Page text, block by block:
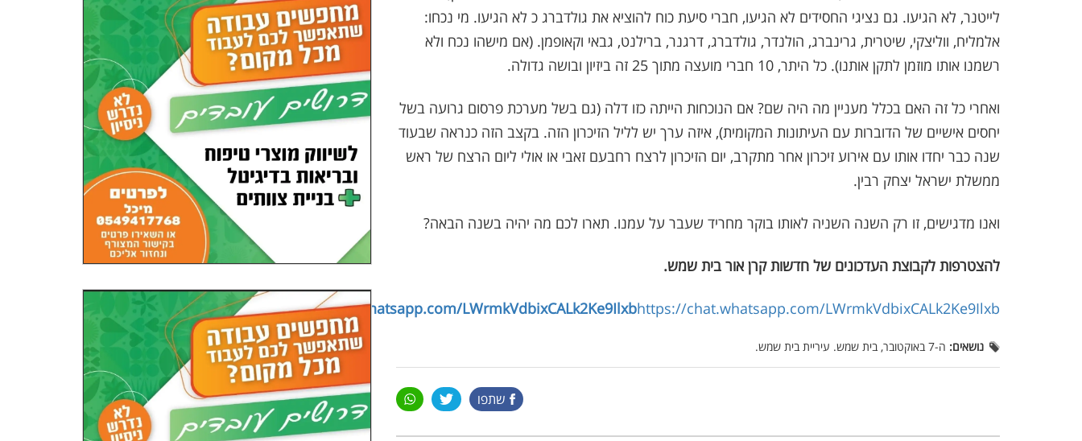
לייטנר, לא הגיעו. גם נציגי החסידים לא הגיעו, חברי סיעת כוח להוציא את גולדברג כ לא הגיעו. מי נכחו:
אלמליח, ווליצקי, שיטרית, גרינברג, הולנדר, גולדברג, דרגנר, ברילנט, גבאי וקאופמן. (אם מישהו נכח ולא
רשמנו אותו מוזמן לתקן אותנו). כל היתר, 10 חברי מועצה מתוך 25 זה ביזיון ובושה גדולה.
ואחרי כל זה האם בכלל מעניין מה היה שם? אם הנוכחות הייתה כזו דלה (גם בשל מערכת פרסום גרועה בשל
יחסים אישיים של הדוברות עם העיתונות המקומית), איזה ערך יש לליל הזיכרון הזה. בקצב הזה כנראה שבעוד
שנה כבר יחדו אותו עם אירוע זיכרון אחר מתקרב, יום הזיכרון לרצח רחבעם זאבי או אולי ליום הרצח של ראש
ממשלת ישראל יצחק רבין.
ואנו מדגישים, זו רק השנה השניה לאותו בוקר מחריד שעבר על עמנו. תארו לכם מה יהיה בשנה הבאה?
להצטרפות לקבוצת העדכונים של חדשות קרן אור בית שמש.
https://chat.whatsapp.com/LWrmkVdbixCALk2Ke9Ilxb
https://chat.whatsapp.com/LWrmkVdbixCALk2Ke9Ilxb
נושאים: ה-7 באוקטובר, בית שמש. עיריית בית שמש.
שתפו